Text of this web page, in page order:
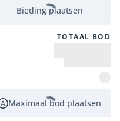
Bieding plaatsen
TOTAAL BOD
Maximaal bod plaatsen